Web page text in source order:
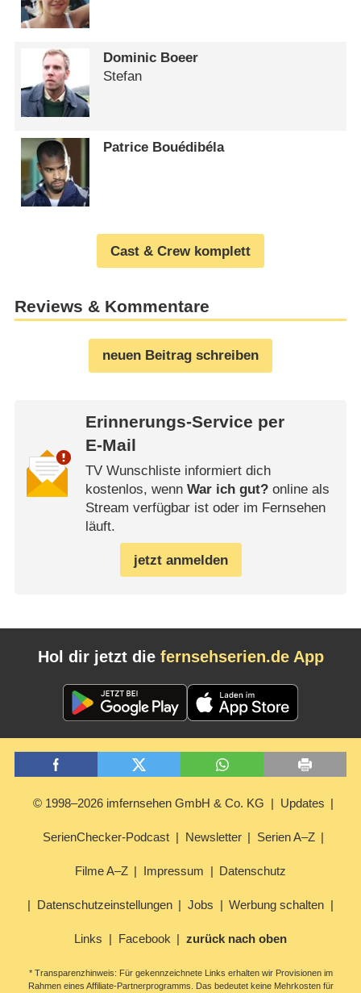
Dominic Boeer
Stefan
Patrice Bouédibéla
Cast & Crew komplett
Reviews & Kommentare
neuen Beitrag schreiben
Erinnerungs-Service per
E-Mail
TV Wunschliste informiert dich
kostenlos, wenn War ich gut?online als
Stream verfügbar ist oder im Fernsehen
läuft.
jetzt anmelden
Hol dir jetzt die fernsehserien.de App
© 1998–2026 imfernsehen GmbH & Co. KG Updates
SerienChecker-Podcast Newsletter Serien A–Z
Filme A–Z Impressum Datenschutz
Datenschutzeinstellungen Jobs Werbung schalten
Links Facebook zurück nach oben
* Transparenzhinweis: Für gekennzeichnete Links erhalten wir Provisionen im
Rahmen eines Affiliate-Partnerprogramms. Das bedeutet keine Mehrkosten für